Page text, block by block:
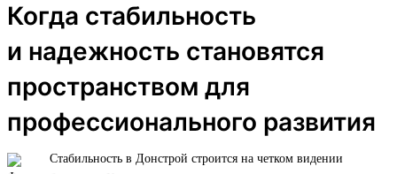
Когда стабильность
и надежность становятся
пространством для
профессионального развития
Стабильность в Донстрой строится на четком видении